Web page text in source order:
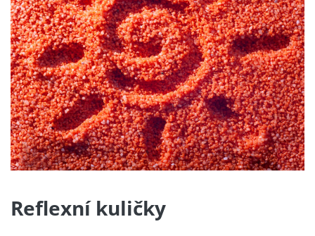
Reflexní kuličky